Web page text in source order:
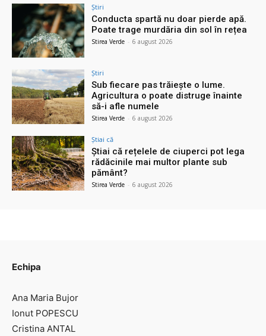
Știri
Conducta spartă nu doar pierde apă.
Poate trage murdăria din sol în rețea
Stirea Verde - 6 august 2026
Știri
Sub fiecare pas trăiește o lume.
Agricultura o poate distruge înainte
să-i afle numele
Stirea Verde - 6 august 2026
Știai că
Știai că rețelele de ciuperci pot lega
rădăcinile mai multor plante sub
pământ?
Stirea Verde - 6 august 2026
Echipa
Ana Maria Bujor
Ionut POPESCU
Cristina ANTAL